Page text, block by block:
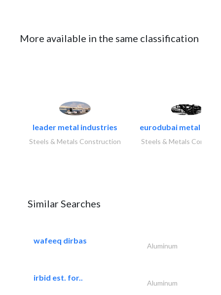
More available in the same classification
leader metal industries
Steels & Metals Construction
eurodubai metal
Steels & Metals
Similar Searches
wafeeq dirbas
Aluminum
irbid est. for..
Aluminum